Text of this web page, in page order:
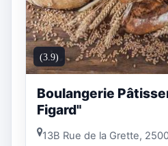
(3.9)
Boulangerie
Figard"
13B Rue de la Grette,